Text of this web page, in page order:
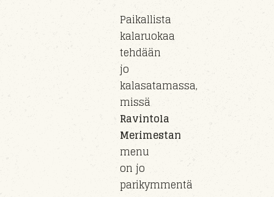
Paikallista
kalaruokaa
tehdään
jo
kalasatamassa,
missä
Ravintola
Merimestan
menu
on jo
parikymmentä